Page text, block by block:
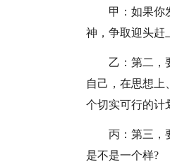
甲：如果你
神，争取迎头赶
乙：第二，
自己，在思想上
个切实可行的计
丙：第三，
是不是一个样?